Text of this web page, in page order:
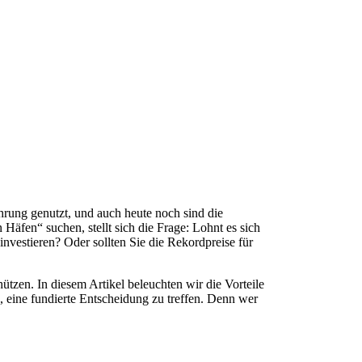
genutzt, und auch heute noch sind die
suchen, stellt sich die Frage: Lohnt es sich
Oder sollten Sie die Rekordpreise für
In diesem Artikel beleuchten wir die Vorteile
fundierte Entscheidung zu treffen. Denn wer